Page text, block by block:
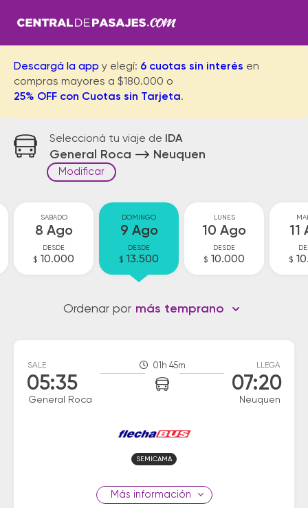
Descargá la app y elegí: 6 cuotas sin interés en
compras mayores a $180.000 o
25% OFF con Cuotas sin Tarjeta.
Seleccioná tu viaje de IDA
General Roca Neuquen
Modificar
SABADO
8 Ago
DESDE
$ 10.000
DOMINGO
9 Ago
DESDE
$ 13.500
LUNES
10 Ago
DESDE
$ 10.000
11
$
Ordenar por más temprano
SALE
05:35
General Roca
01h 45m LLEGA
07:20
Neuquen
SEMICAMA
información